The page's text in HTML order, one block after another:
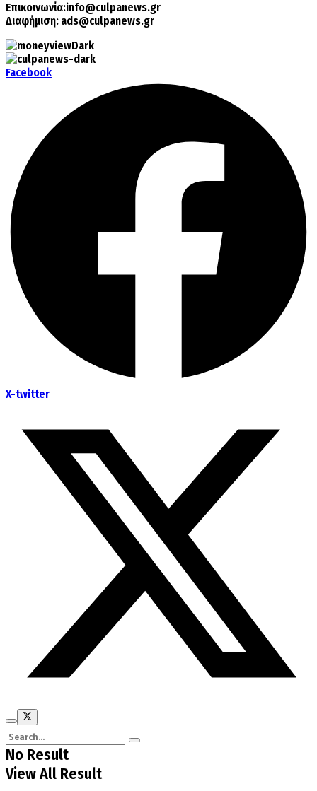
Επικοινωνία:info@culpanews.gr
Διαφήμιση: ads@culpanews.gr
Facebook
X-twitter
No Result
View All Result